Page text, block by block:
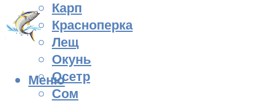
Карп
Красноперка
Лещ
Окунь
Осетр
Сом
Меню